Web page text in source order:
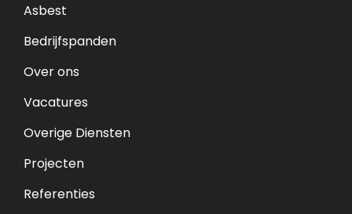
Asbest
Bedrijfspanden
Over ons
Vacatures
Overige Diensten
Projecten
Referenties